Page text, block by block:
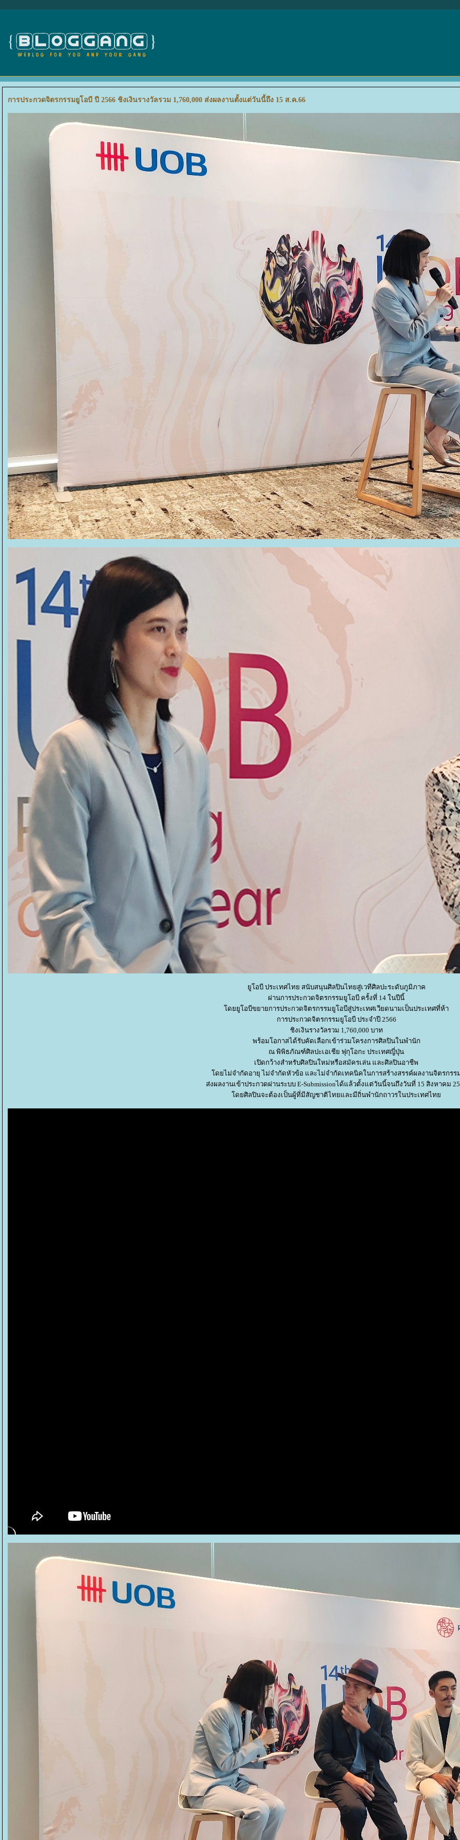
การประกวดจิตรกรรมยูโอบี ปี 2566 ชิงเงินรางวัลรวม 1,760,000 ส่งผลงานตั้งแต่วันนี้ถึง 15 ส.ค.66
ูโอบี ประเทศไทย สนับสนุนศิลปินไทยสู่เวทีศิลปะระดับภูมิภาค
ผ่านการประกวดจิตรกรรมยูโอบี ครั้งที่ 14 ในปีนี้
ดยยูโอบีขยายการประกวดจิตรกรรมยูโอบีสู่ประเทศเวียดนามเป็นประเทศที่ห้า
การประกวดจิตรกรรมยูโอบี ประจำปี 2566
ชิงเงินรางวัลรวม 1,760,000 บาท
พร้อมโอกาสได้รับคัดเลือกเข้าร่วมโครงการศิลปินในพำนัก
ณ พิพิธภัณฑ์ศิลปะเอเชีย ฟุกุโอกะ ประเทศญี่ปุ่น
เปิดกว้างสำหรับศิลปินใหม่หรือสมัครเล่น และศิลปินอาชีพ
ดยไม่จำกัดอายุ ไม่จำกัดหัวข้อ และไม่จำกัดเทคนิคในการสร้างสรรค์ผลงานจิตรกรร
ส่งผลงานเข้าประกวดผ่านระบบ E-Submissionได้แล้วตั้งแต่วันนี้จนถึงวันที่ 15 สิงหาคม
ดยศิลปินจะต้องเป็นผู้ที่มีสัญชาติไทยและมีถิ่นพำนักถาวรในประเทศไท